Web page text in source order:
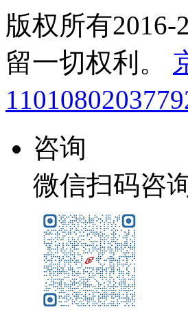
版权所有2016-
留一切权利。
咨询
微信扫码咨